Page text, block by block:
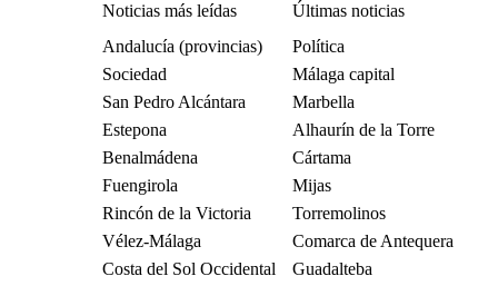
Noticias más leídas
Últimas noticias
Andalucía (provincias)
Política
Sociedad
Málaga capital
San Pedro Alcántara
Marbella
Estepona
Alhaurín de la Torre
Benalmádena
Cártama
Fuengirola
Mijas
Rincón de la Victoria
Torremolinos
Vélez-Málaga
Comarca de Antequera
Costa del Sol Occidental
Guadalteba